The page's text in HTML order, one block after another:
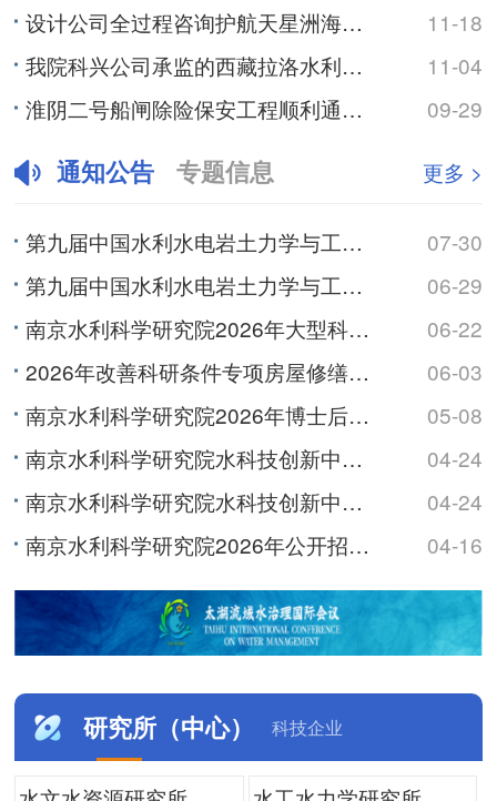
设计公司全过程咨询护航天星洲海轮锚地疏浚工程
11-18
我院科兴公司承监的西藏拉洛水利枢纽及配套灌区工程通过竣工验收
11-04
淮阴二号船闸除险保安工程顺利通过交工验收
09-29
通知公告 专题信息 更多 >
第九届中国水利水电岩土力学与工程学术研讨会（3号通知）
07-30
第九届中国水利水电岩土力学与工程学术研讨会（2号通知）
06-29
南京水利科学研究院2026年大型科研仪器开放共享数据信息公示
06-22
2026年改善科研条件专项房屋修缮及基础设施改造项目监理服务综合评议比选公告
06-03
南京水利科学研究院2026年博士后研究人员招收公告
05-08
南京水利科学研究院水科技创新中心及职工与研究生宿舍项目最高投标限价（含工程量清单）审核造价咨询服务综...
04-24
南京水利科学研究院水科技创新中心及职工与研究生宿舍项目最高投标限价（含工程量清单）编制造价咨询服务综...
04-24
南京水利科学研究院2026年公开招聘非事业编制工作人员公告
04-16
研究所（中心） 科技企业